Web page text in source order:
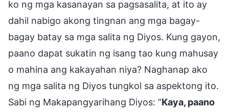
ko ng mga kasanayan sa pagsasalita, at ito ay
dahil nabigo akong tingnan ang mga bagay-
bagay batay sa mga salita ng Diyos. Kung gayon,
paano dapat sukatin ng isang tao kung mahusay
o mahina ang kakayahan niya? Naghanap ako
ng mga salita ng Diyos tungkol sa aspektong ito.
Sabi ng Makapangyarihang Diyos: “Kaya, paano